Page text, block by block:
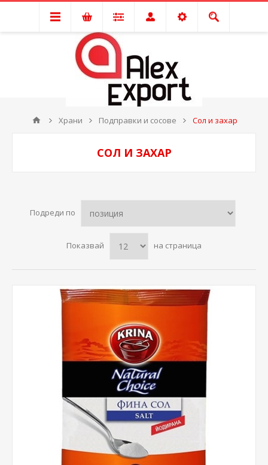
Храни Подправки и сосове Сол и захар
СОЛ И ЗАХАР
Подреди по
Показвай на страница